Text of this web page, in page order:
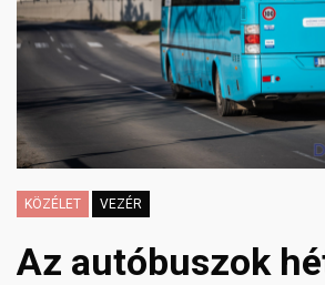
KÖZÉLET VEZÉR
Az autóbuszok